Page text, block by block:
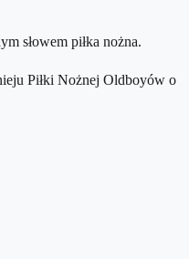
słowem piłka nożna.
Piłki Nożnej Oldboyów o